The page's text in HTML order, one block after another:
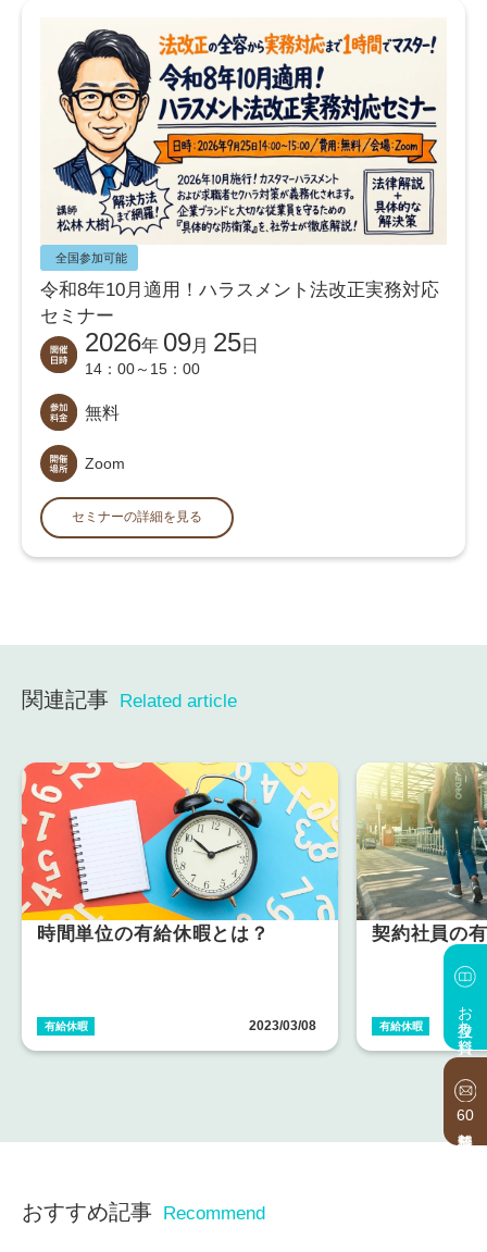
お役立ち資料
60
全国参加可能
令和8年10月適用！ハラスメント法改正実務対応
セミナー
2026年 09月 25日
14：00～15：00
無料
Zoom
セミナーの詳細を見る
関連記事 Related article
時間単位の有給休暇とは？
有給休暇 2023/03/08
契約社員の
有給休暇
おすすめ記事 Recommend